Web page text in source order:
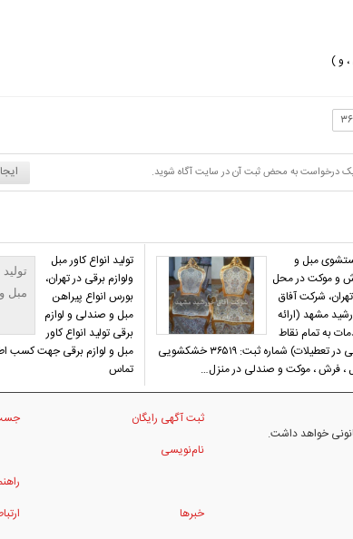
و )
۳۶
یک درخواست به محض ثبت آن در سایت آگاه شوید.
مبل و
و موکت در محل
شرکت آفاق
مشهد (ارائه
به تمام نقاط
حتی در تعطیلات) شماره ثبت: ۳۶۵۱۹ خشکشویی
، فرش ، موکت و صندلی در منزل…
تولید
مبل
تولید انواع کاور مبل
ولوازم برقی در تهران،
بورس انواع پیراهن
مبل و صندلی و لوازم
برقی تولید انواع کاور
مبل و لوازم برقی جهت کسب
تماس
خواهد داشت.
ثبت آگهی رایگان
نام‌نویسی
خبرها